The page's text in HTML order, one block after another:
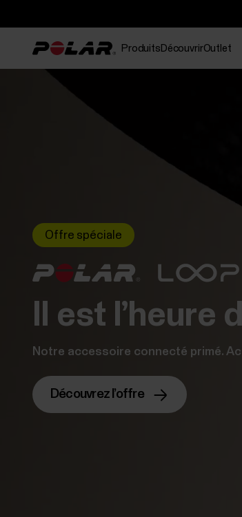
Produits DécouvrirOutlet
Offre spéciale
Il est l’heure
Notre accessoire connecté primé.
Découvrez l’offre